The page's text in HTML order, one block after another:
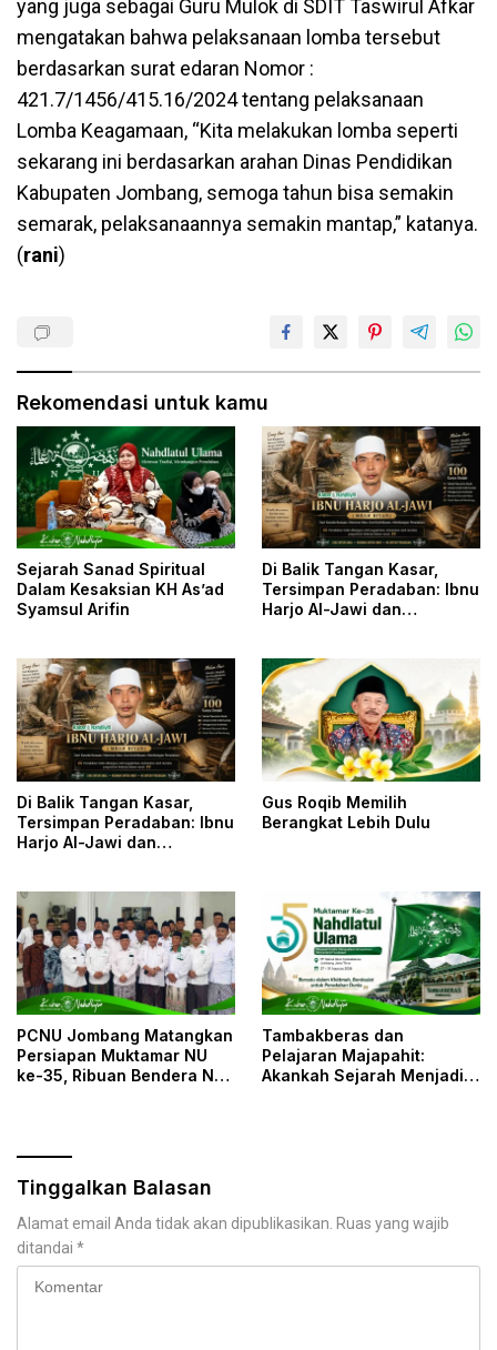
yang juga sebagai Guru Mulok di SDIT Taswirul Afkar
mengatakan bahwa pelaksanaan lomba tersebut
berdasarkan surat edaran Nomor :
421.7/1456/415.16/2024 tentang pelaksanaan
Lomba Keagamaan, “Kita melakukan lomba seperti
sekarang ini berdasarkan arahan Dinas Pendidikan
Kabupaten Jombang, semoga tahun bisa semakin
semarak, pelaksanaannya semakin mantap,” katanya.
(rani)
Rekomendasi untuk kamu
Sejarah Sanad Spiritual
Dalam Kesaksian KH As’ad
Syamsul Arifin
Di Balik Tangan Kasar,
Tersimpan Peradaban: Ibnu
Harjo Al-Jawi dan
Islam
Di Balik Tangan Kasar,
Tersimpan Peradaban: Ibnu
Harjo Al-Jawi dan
Islam
Gus Roqib Memilih
Berangkat Lebih Dulu
PCNU Jombang Matangkan
Persiapan Muktamar NU
ke-35, Ribuan Bendera NU
Tambakberas dan
Pelajaran Majapahit:
Akankah Sejarah Menjadi
Tinggalkan Balasan
Alamat email Anda tidak akan dipublikasikan. Ruas yang wajib
ditandai *